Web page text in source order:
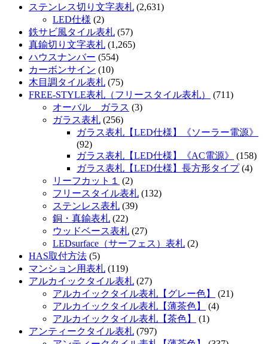
ステンレス切り文字表札 (2,631)
LED仕様 (2)
鉄サビ風タイル表札 (57)
真鍮切り文字表札 (1,265)
ハウスナンバー (554)
カーボンサイン (10)
木目調タイル表札 (75)
FREE-STYLE表札（フリースタイル表札）
(711)
オーバル ガラス (3)
ガラス表札 (256)
ガラス表札【LED仕様】《ソーラー電源》
(92)
ガラス表札【LED仕様】《AC電源》
(158)
ガラス表札【LED仕様】長方形タイプ(4)
リーフカット１
(2)
フリースタイル表札 (132)
ステンレス表札 (39)
銅・真鍮表札 (22)
ウッドベース表札 (27)
LEDsurface（サーフェス）表札 (2)
HAS取付方法 (5)
マンション用表札 (119)
アルカイックタイル表札 (27)
アルカイックタイル表札【グレー色】
(21)
アルカイックタイル表札【薄茶色】
(4)
アルカイックタイル表札【茶色】
(1)
アンティークタイル表札 (797)